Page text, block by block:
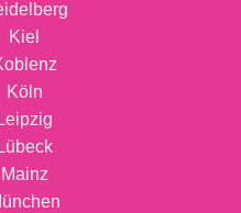
Kiel
Köln
Leipzig
Lübeck
Mainz